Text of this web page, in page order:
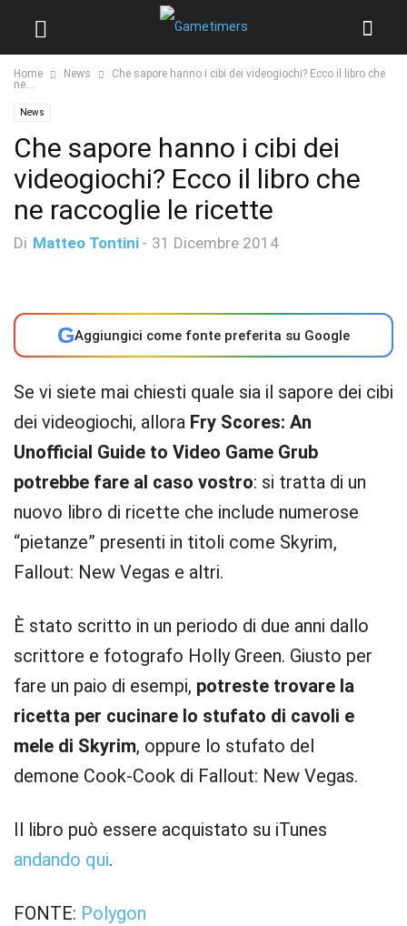
Home News
Che sapore hanno i cibi dei videogiochi? Ecco il libro che
ne...
News
Che sapore hanno i cibi dei
videogiochi? Ecco il libro che
ne raccoglie le ricette
Di Matteo Tontini - 31 Dicembre 2014
GAggiungici come fonte preferita su Google
Se vi siete mai chiesti quale sia il sapore dei cibi
dei videogiochi, allora Fry Scores: An
Unofficial Guide to Video Game Grub
potrebbe fare al caso vostro: si tratta di un
nuovo libro di ricette che include numerose
“pietanze” presenti in titoli come Skyrim,
Fallout: New Vegas e altri.
È stato scritto in un periodo di due anni dallo
scrittore e fotografo Holly Green. Giusto per
fare un paio di esempi, potreste trovare la
ricetta per cucinare lo stufato di cavoli e
mele di Skyrim, oppure lo stufato del
demone Cook-Cook di Fallout: New Vegas.
Il libro può essere acquistato su iTunes
andando qui.
FONTE: Polygon